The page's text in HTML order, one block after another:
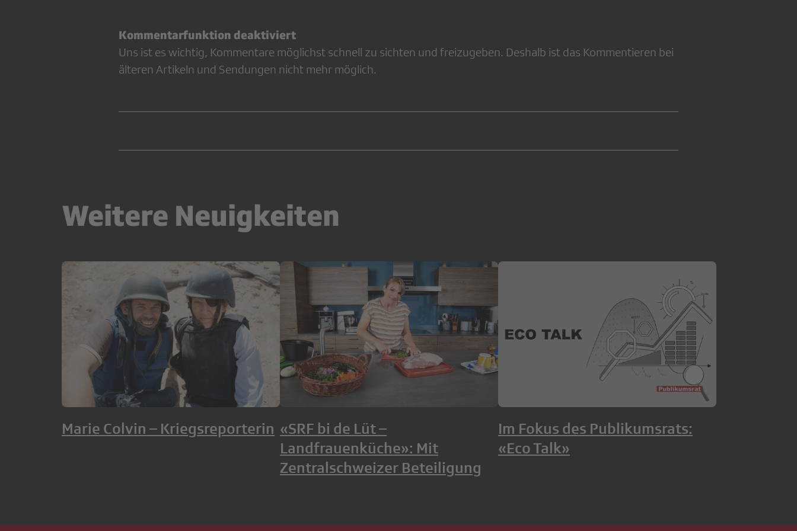
Kommentarfunktion deaktiviert
Uns ist es wichtig, Kommentare möglichst schnell zu sichten und freizugeben. Deshalb ist das Kommentieren bei
älteren Artikeln und Sendungen nicht mehr möglich.
Weitere Neuigkeiten
Marie Colvin – Kriegsreporterin «SRF bi de Lüt –
Landfrauenküche»: Mit
Zentralschweizer Beteiligung
Im Fokus des Publikumsrats:
«Eco Talk»